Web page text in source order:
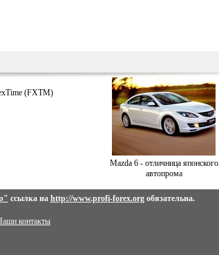
(FXTM)
Mazda 6 - отличница японского
автопрома
ссылка на http://www.profi-forex.orgобязательна.
контакты